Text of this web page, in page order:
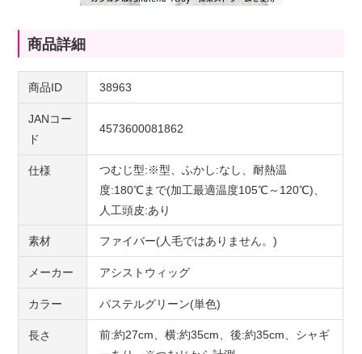
商品詳細
商品ID 38963
JANコー
ド
4573600081862
仕様
つむじ型:※型、ふかし:なし、耐熱温
度:180℃まで(加工最適温度105℃～120℃)、
人工頭皮:あり
素材 ファイバー(人毛ではありません。)
メーカー アシストウィッグ
カラー パステルグリーン(単色)
長さ
前:約27cm、横:約35cm、後:約35cm、シャギ